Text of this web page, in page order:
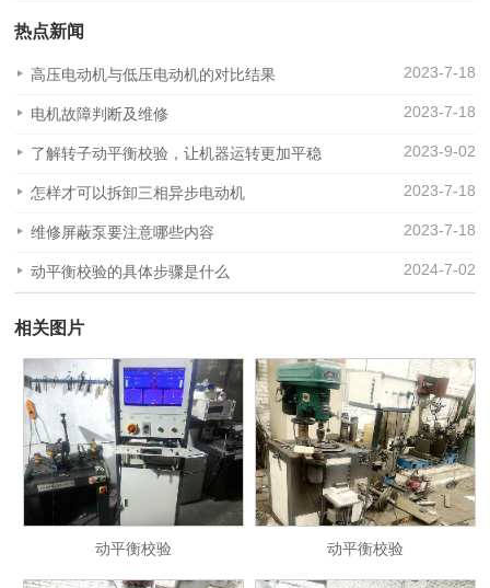
热点新闻
2023-7-18
高压电动机与低压电动机的对比结果
2023-7-18
电机故障判断及维修
2023-9-02
了解转子动平衡校验，让机器运转更加平稳
2023-7-18
怎样才可以拆卸三相异步电动机
2023-7-18
维修屏蔽泵要注意哪些内容
2024-7-02
动平衡校验的具体步骤是什么
相关图片
动平衡校验 动平衡校验